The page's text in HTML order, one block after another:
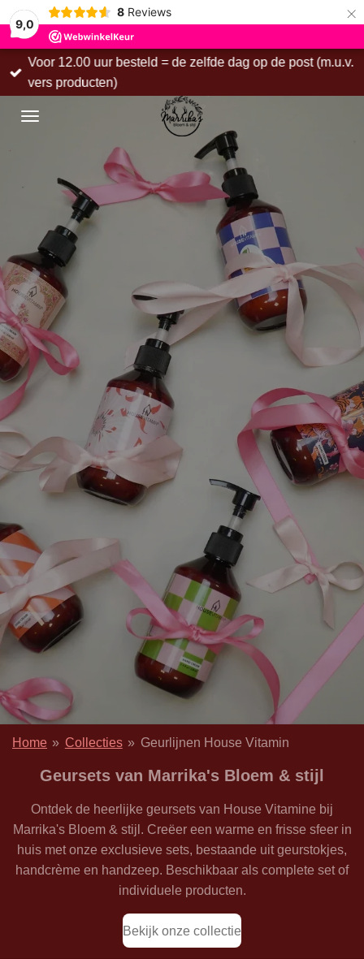
9,0
8 Reviews ×
Voor 12.00 uur besteld = de zelfde dag op de post (m.u.v.
vers producten)
Home » Collecties » Geurlijnen House Vitamin
Geursets van Marrika's Bloem & stijl
Ontdek de heerlijke geursets van House Vitamine bij
Marrika's Bloem & stijl. Creëer een warme en frisse sfeer in
huis met onze exclusieve sets, bestaande uit geurstokjes,
handcrème en handzeep. Beschikbaar als complete set of
individuele producten.
Bekijk onze collectie